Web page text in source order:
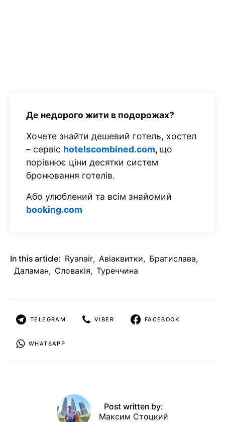
Де недорого жити в подорожах?
Хочете знайти дешевий готель, хостел
– сервіс hotelscombined.com, що
порівнює ціни десятки систем
бронювання готелів.
Або улюблений та всім знайомий
booking.com
In this article: Ryanair, Авіаквитки, Братислава,
Даламан, Словакія, Туреччина
TELEGRAM VIBER FACEBOOK
WHATSAPP
Post written by:
Максим Стоцкий